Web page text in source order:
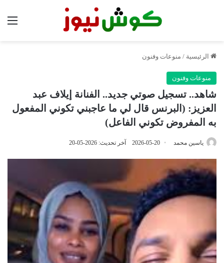
الرئيسية / منوعات وفنون
منوعات وفنون
شاهد.. تسجيل صوتي جديد.. الفنانة إيلاف عبد
العزيز: (البرنس قال لي ما عاجبني تكوني المفعول
به المفروض تكوني الفاعل)
ياسين محمد 2026-05-20 آخر تحديث: 2026-05-20